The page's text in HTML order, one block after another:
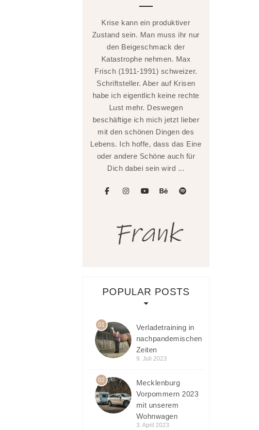
Krise kann ein produktiver
Zustand sein. Man muss ihr nur
den Beigeschmack der
Katastrophe nehmen. Max
Frisch (1911-1991) schweizer.
Schriftsteller. Aber auf Krisen
habe ich eigentlich keine rechte
Lust mehr. Deswegen
beschäftige ich mich jetzt lieber
mit den schönen Dingen des
Lebens. Ich hoffe, dass das Eine
oder andere Schöne auch für
Dich dabei sein wird ...
facebook
instagram
youtube
behance
POPULAR POSTS
01
Verladetraining in
nachpandemischen
Zeiten
9. Juli 2023
02
Mecklenburg
Vorpommern 2023
mit unserem
Wohnwagen
3. April 2023